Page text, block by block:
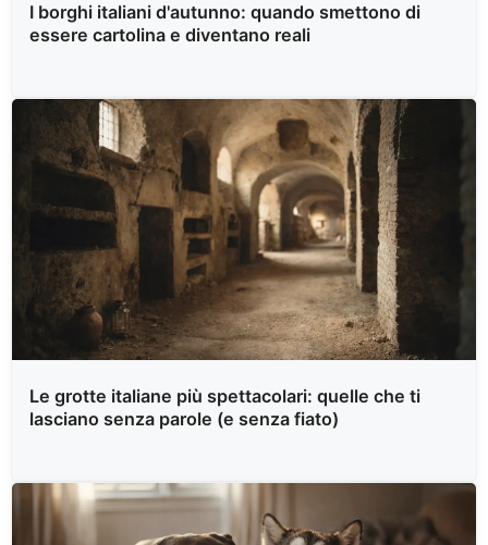
I borghi italiani d'autunno: quando smettono di
essere cartolina e diventano reali
Le grotte italiane più spettacolari: quelle che ti
lasciano senza parole (e senza fiato)